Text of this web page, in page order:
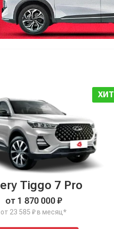
ХИТ
Tiggo 7 Pro
от 1 870 000 ₽
от 23 585 ₽ в месяц*